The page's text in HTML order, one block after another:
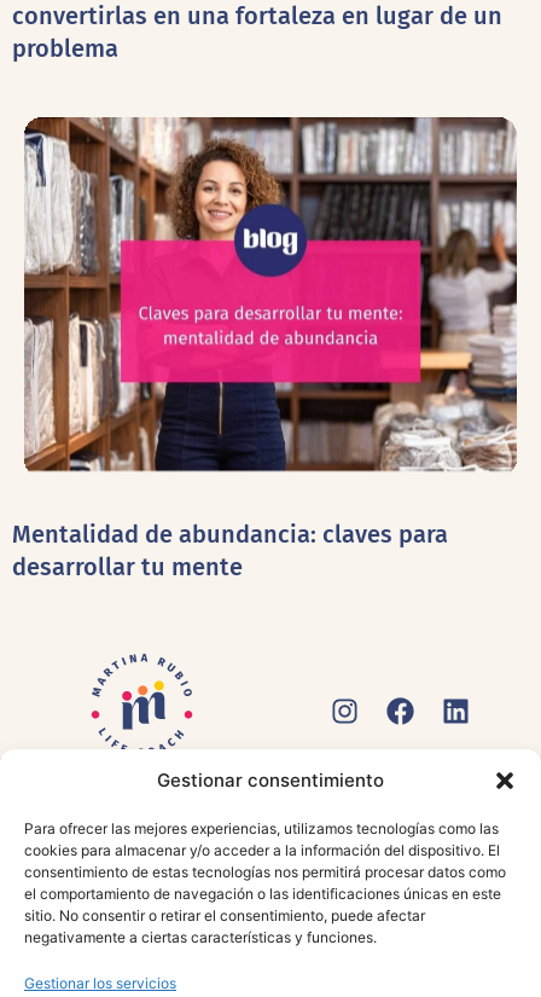
Gestionar consentimiento
Para ofrecer las mejores experiencias, utilizamos tecnologías como las
cookies para almacenar y/o acceder a la información del dispositivo. El
consentimiento de estas tecnologías nos permitirá procesar datos como
el comportamiento de navegación o las identificaciones únicas en este
sitio. No consentir o retirar el consentimiento, puede afectar
negativamente a ciertas características y funciones.
Gestionar los servicios
convertirlas en una fortaleza en lugar de un
problema
Mentalidad de abundancia: claves para
desarrollar tu mente
© 2024 Martina Rubio. Todos los derechos reservados |Diseño
web: vorágine.